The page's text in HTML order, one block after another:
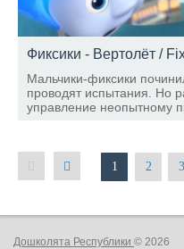
Фиксики - Вертолёт /
Мальчики-фиксики
проводят испытания. Но
управление неопытному
1 2 3
Дошколята Республики © 2026